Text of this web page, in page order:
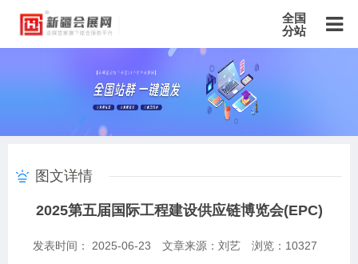
全国
分站
广东站 重庆站 天津站 江苏站
福建站 山东站 河南站
甘肃站
新疆站
四川站
图文详情
2025第五届国际工程建设供应链博览会(EPC)
发表时间： 2025-06-23 文章来源：刘艺 浏览： 10327